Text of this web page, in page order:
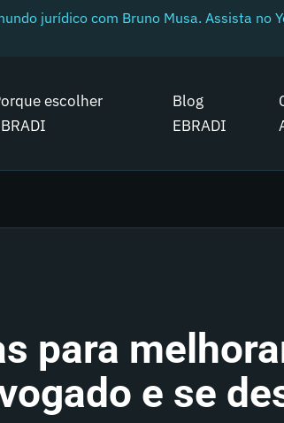
jurídico com Bruno Musa. Assista no
escolher
Blog
EBRADI
para
e se